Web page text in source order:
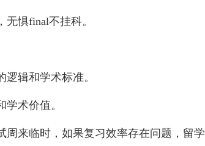
惧final不挂科。
辑和学术标准。
术价值。
来临时，如果复习效率存在问题，留学